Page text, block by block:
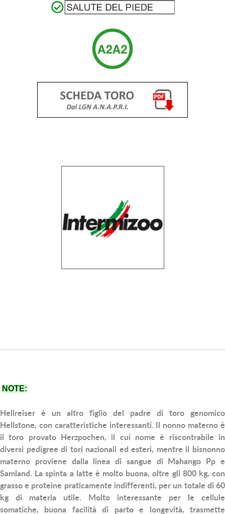
NOTE:
Hellreiser è un altro figlio del padre di toro genomico
Hellstone, con caratteristiche interessanti. Il nonno materno è
il toro provato Herzpochen, il cui nome è riscontrabile in
diversi pedigree di tori nazionali ed esteri, mentre il bisnonno
materno proviene dalla linea di sangue di Mahango Pp e
Samland. La spinta a latte è molto buona, oltre gli 800 kg, con
grasso e proteine praticamente indifferenti, per un totale di 60
kg di materia utile. Molto interessante per le cellule
somatiche, buona facilità di parto e longevità, trasmette